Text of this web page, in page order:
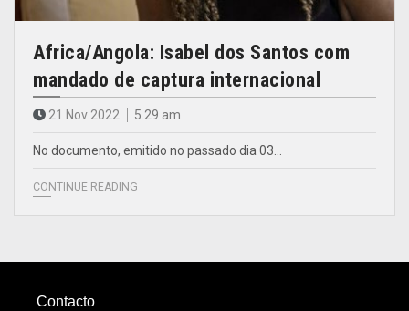
Africa/Angola: Isabel dos Santos com
mandado de captura internacional
21 Nov 2022 5.29 am
No documento, emitido no passado dia 03…
CONTINUE READING
Contacto